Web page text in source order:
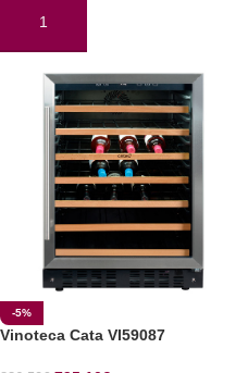
AÑADIR AL CARRITO
-5%
Vinoteca Cata VI59087